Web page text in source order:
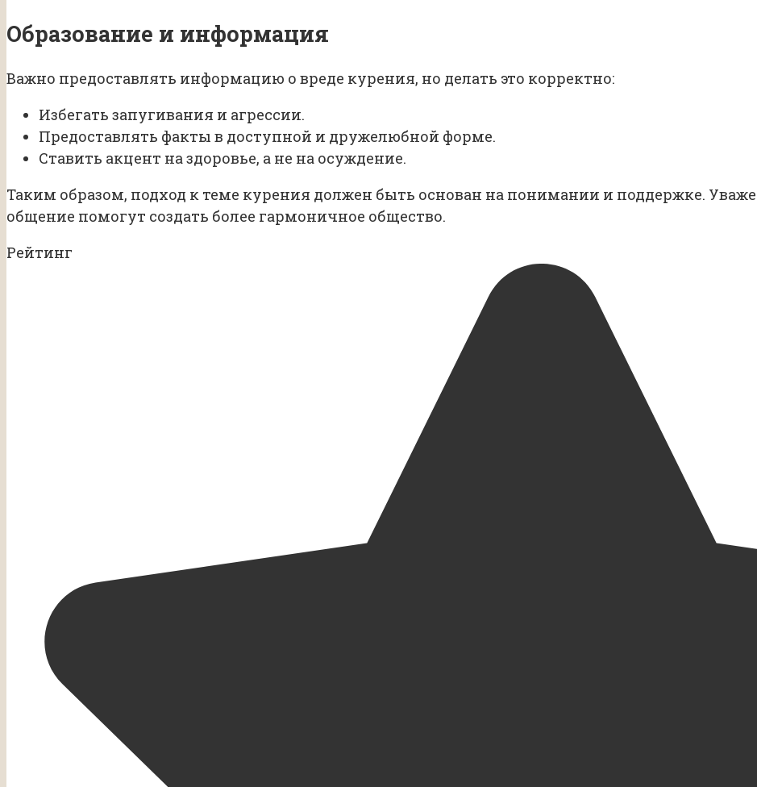
Образование и информация
Важно предоставлять информацию о вреде курения, но делать это корректно:
Избегать запугивания и агрессии.
Предоставлять факты в доступной и дружелюбной форме.
Ставить акцент на здоровье, а не на осуждение.
Таким образом, подход к теме курения должен быть основан на понимании и поддержке.
общение помогут создать более гармоничное общество.
Рейтинг